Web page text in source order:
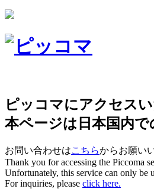
ピッコマにアクセス
本ページは日本国内で
お問い合わせはこちらからお願い
Thank you for accessing the Piccoma
Unfortunately, this service can only be
For inquiries, please click here.